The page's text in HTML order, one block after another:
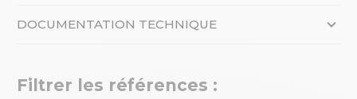
DOCUMENTATION TECHNIQUE
Filtrer les références :